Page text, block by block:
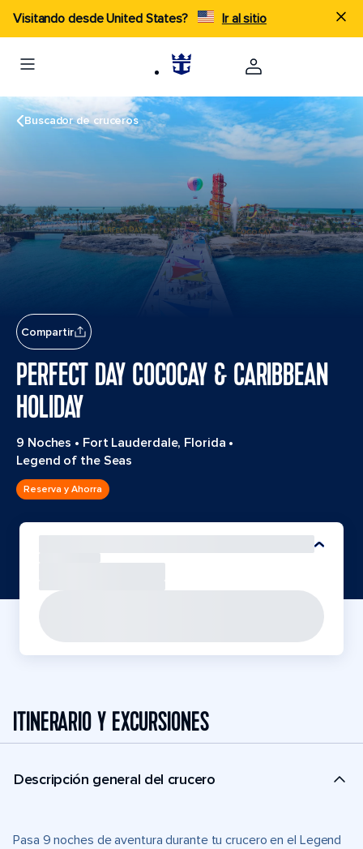
Visitando desde United States? Ir al sitio
Buscador de cruceros
Compartir
PERFECT DAY COCOCAY & CARIBBEAN
HOLIDAY
9 Noches • Fort Lauderdale, Florida •
Legend of the Seas
Reserva y Ahorra
ITINERARIO Y EXCURSIONES
Descripción general del crucero
Pasa 9 noches de aventura durante tu crucero en el Legend